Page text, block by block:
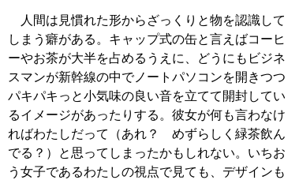
人間は見慣れた形からざっくりと物を認識して
しまう癖がある。キャップ式の缶と言えばコーヒ
ーやお茶が大半を占めるうえに、どうにもビジネ
スマンが新幹線の中でノートパソコンを開きつつ
パキパキっと小気味の良い音を立てて開封してい
るイメージがあったりする。彼女が何も言わなけ
ればわたしだって（あれ？ めずらしく緑茶飲ん
でる？）と思ってしまったかもしれない。いちお
う女子であるわたしの視点で見ても、デザインも